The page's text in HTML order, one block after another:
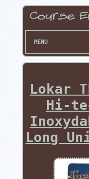
MENU
Lokar
Hi-
Long